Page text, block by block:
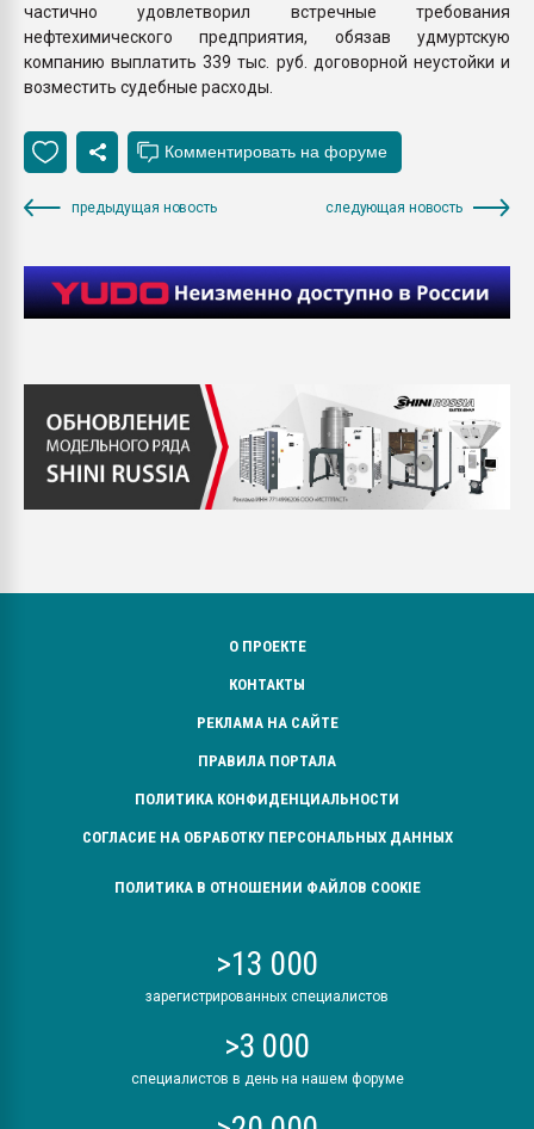
частично удовлетворил встречные требования
нефтехимического предприятия, обязав удмуртскую
компанию выплатить 339 тыс. руб. договорной неустойки и
возместить судебные расходы.
предыдущая новость следующая новость
О ПРОЕКТЕ
КОНТАКТЫ
РЕКЛАМА НА САЙТЕ
ПРАВИЛА ПОРТАЛА
ПОЛИТИКА КОНФИДЕНЦИАЛЬНОСТИ
СОГЛАСИЕ НА ОБРАБОТКУ ПЕРСОНАЛЬНЫХ ДАННЫХ
ПОЛИТИКА В ОТНОШЕНИИ ФАЙЛОВ COOKIE
>13 000
зарегистрированных специалистов
>3 000
специалистов в день на нашем форуме